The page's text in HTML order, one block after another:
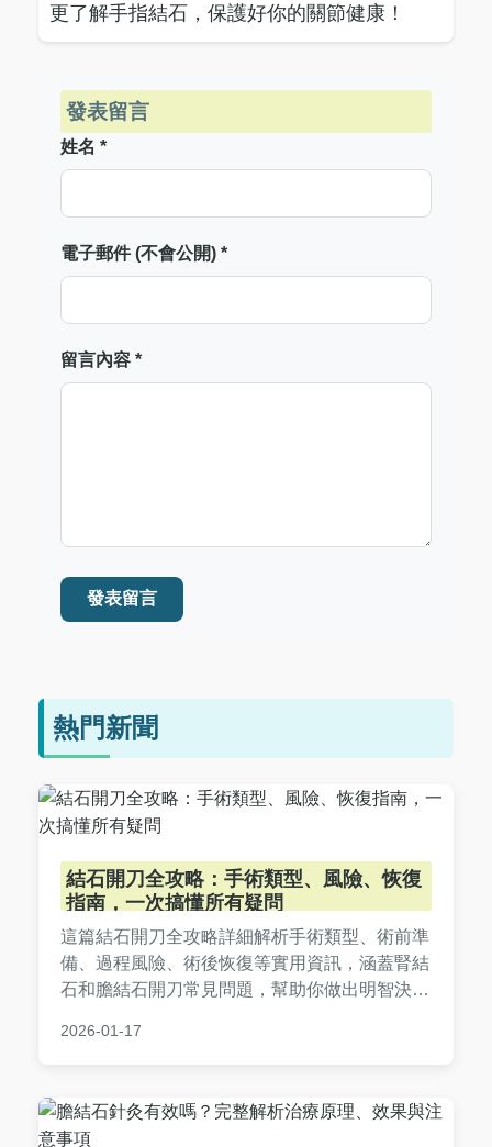
更了解手指結石，保護好你的關節健康！
發表留言
姓名 *
電子郵件 (不會公開) *
留言內容 *
發表留言
熱門新聞
結石開刀全攻略：手術類型、風險、恢復
指南，一次搞懂所有疑問
這篇結石開刀全攻略詳細解析手術類型、術前準
備、過程風險、術後恢復等實用資訊，涵蓋腎結
石和膽結石開刀常見問題，幫助你做出明智決
2026-01-17